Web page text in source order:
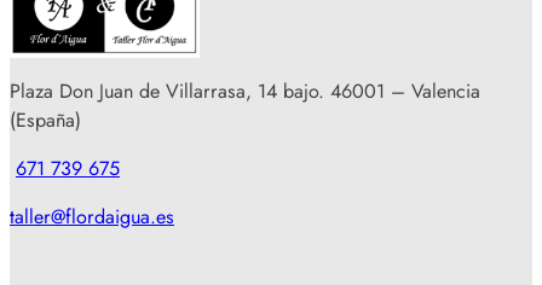
Plaza Don Juan de Villarrasa, 14 bajo. 46001 – Valencia
(España)
671 739 675
taller@flordaigua.es